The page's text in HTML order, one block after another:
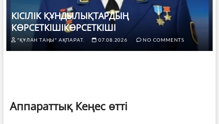
КІСІЛІК ҚҰНДЫЛЫҚТАРДЫҢ
КӨРСЕТКІШІКӨРСЕТКІШІ
"ҚҰЛАН ТАҢЫ" АҚПАРАТ. 07.08.2026 NO COMMENTS
Аппараттық Кеңес өтті